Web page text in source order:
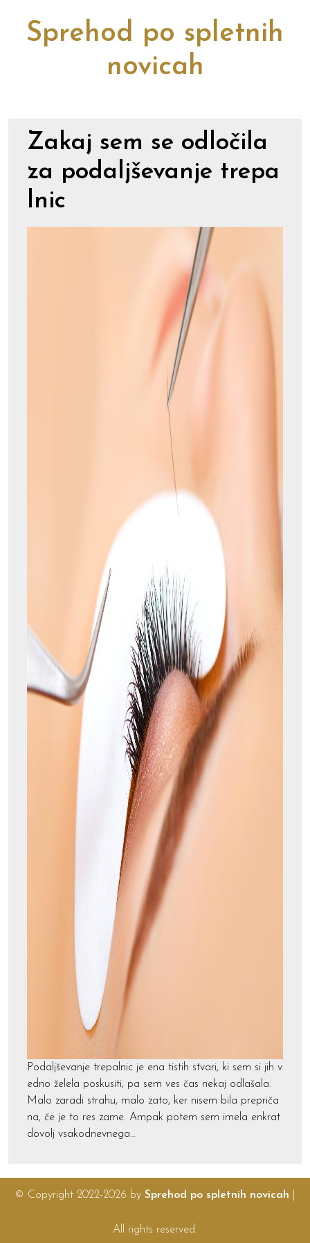
Sprehod po spletnih
novicah
Zakaj sem se odločila
za podaljševanje trepa
lnic
Podaljševanje trepalnic je ena tistih stvari, ki sem si jih v
edno želela poskusiti, pa sem ves čas nekaj odlašala.
Malo zaradi strahu, malo zato, ker nisem bila prepriča
na, če je to res zame. Ampak potem sem imela enkrat
dovolj vsakodnevnega…
© Copyright 2022-2026 by Sprehod po spletnih novicah
All rights reserved.